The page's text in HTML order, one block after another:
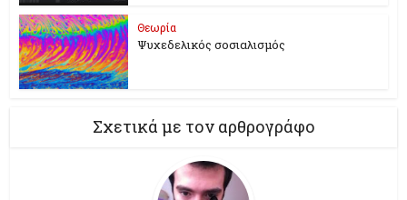
Θεωρία
Ψυχεδελικός σοσιαλισμός
Σχετικά με τον αρθρογράφο